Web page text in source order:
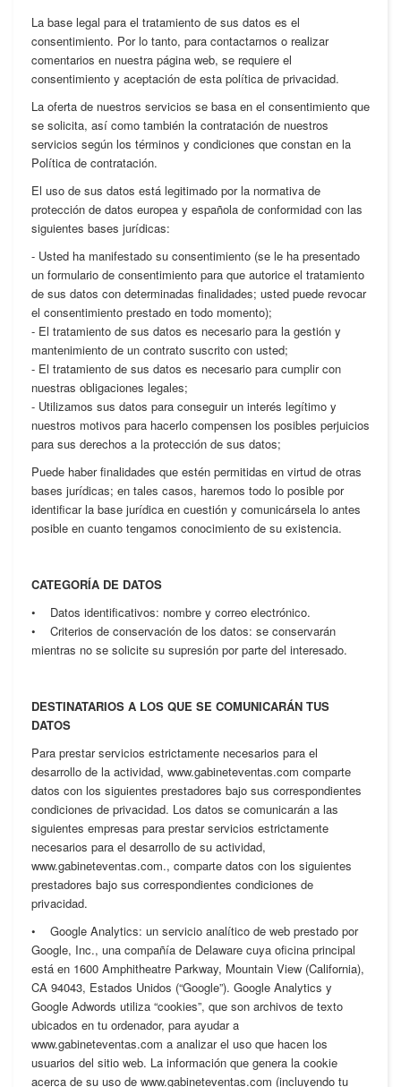
La base legal para el tratamiento de sus datos es el
consentimiento. Por lo tanto, para contactarnos o realizar
comentarios en nuestra página web, se requiere el
consentimiento y aceptación de esta política de privacidad.
La oferta de nuestros servicios se basa en el consentimiento que
se solicita, así como también la contratación de nuestros
servicios según los términos y condiciones que constan en la
Política de contratación.
El uso de sus datos está legitimado por la normativa de
protección de datos europea y española de conformidad con las
siguientes bases jurídicas:
- Usted ha manifestado su consentimiento (se le ha presentado
un formulario de consentimiento para que autorice el tratamiento
de sus datos con determinadas finalidades; usted puede revocar
el consentimiento prestado en todo momento);
- El tratamiento de sus datos es necesario para la gestión y
mantenimiento de un contrato suscrito con usted;
- El tratamiento de sus datos es necesario para cumplir con
nuestras obligaciones legales;
- Utilizamos sus datos para conseguir un interés legítimo y
nuestros motivos para hacerlo compensen los posibles perjuicios
para sus derechos a la protección de sus datos;
Puede haber finalidades que estén permitidas en virtud de otras
bases jurídicas; en tales casos, haremos todo lo posible por
identificar la base jurídica en cuestión y comunicársela lo antes
posible en cuanto tengamos conocimiento de su existencia.
CATEGORÍA DE DATOS
• Datos identificativos: nombre y correo electrónico.
• Criterios de conservación de los datos: se conservarán
mientras no se solicite su supresión por parte del interesado.
DESTINATARIOS A LOS QUE SE COMUNICARÁN TUS
DATOS
Para prestar servicios estrictamente necesarios para el
desarrollo de la actividad, www.gabineteventas.com comparte
datos con los siguientes prestadores bajo sus correspondientes
condiciones de privacidad. Los datos se comunicarán a las
siguientes empresas para prestar servicios estrictamente
necesarios para el desarrollo de su actividad,
www.gabineteventas.com., comparte datos con los siguientes
prestadores bajo sus correspondientes condiciones de
privacidad.
• Google Analytics: un servicio analítico de web prestado por
Google, Inc., una compañía de Delaware cuya oficina principal
está en 1600 Amphitheatre Parkway, Mountain View (California),
CA 94043, Estados Unidos (“Google”). Google Analytics y
Google Adwords utiliza “cookies”, que son archivos de texto
ubicados en tu ordenador, para ayudar a
www.gabineteventas.com a analizar el uso que hacen los
usuarios del sitio web. La información que genera la cookie
acerca de su uso de www.gabineteventas.com (incluyendo tu